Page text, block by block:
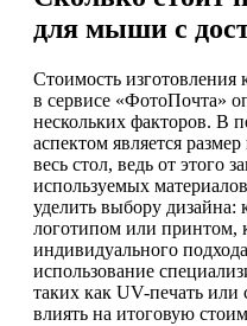
для мыши с
Стоимость
в сервисе «ФотоПочта»
нескольких факторов. В
аспектом является
весь стол, ведь от этого
используемых
уделить выбору дизайна:
логотипом или принтом,
индивидуального
использование
таких как UV-печать
влиять на итоговую